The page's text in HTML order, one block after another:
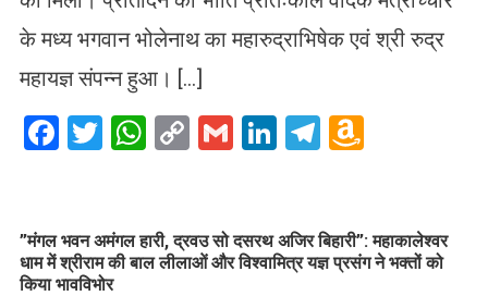
के मध्य भगवान भोलेनाथ का महारुद्राभिषेक एवं श्री रुद्र
महायज्ञ संपन्न हुआ। […]
Facebook
Twitter
WhatsApp
CopyGmailLinkedIn
Telegram
​”मंगल भवन अमंगल हारी, द्रवउ सो दसरथ अजिर बिहारी”: महाकालेश्वर
धाम में श्रीराम की बाल लीलाओं और विश्वामित्र यज्ञ प्रसंग ने भक्तों को
किया भावविभोर